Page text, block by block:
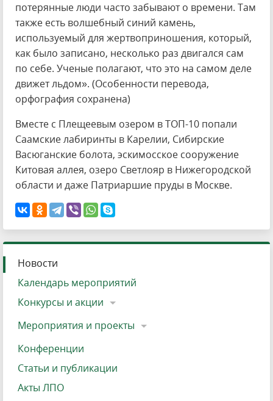
потерянные люди часто забывают о времени. Там
также есть волшебный синий камень,
используемый для жертвоприношения, который,
как было записано, несколько раз двигался сам
по себе. Ученые полагают, что это на самом деле
движет льдом». (Особенности перевода,
орфография сохранена)
Вместе с Плещеевым озером в ТОП-10 попали
Саамские лабиринты в Карелии, Сибирские
Васюганские болота, эскимосское сооружение
Китовая аллея, озеро Светлояр в Нижегородской
области и даже Патриаршие пруды в Москве.
Новости
Календарь мероприятий
Конкурсы и акции
Мероприятия и проекты
Конференции
Статьи и публикации
Акты ЛПО